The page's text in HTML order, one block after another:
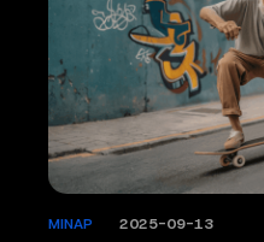
MINAP 2025-09-13